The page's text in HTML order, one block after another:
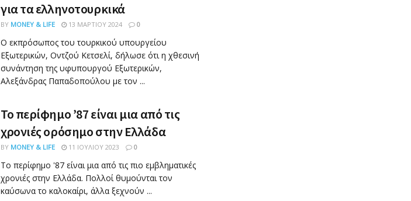
για τα ελληνοτουρκικά
BY MONEY & LIFE 13 ΜΑΡΤΊΟΥ 2024 0
Ο εκπρόσωπος του τουρκικού υπουργείου
Εξωτερικών, Οντζού Κετσελί, δήλωσε ότι η χθεσινή
συνάντηση της υφυπουργού Εξωτερικών,
Αλεξάνδρας Παπαδοπούλου με τον ...
Το περίφημο ’87 είναι μια από τις
χρονιές ορόσημο στην Ελλάδα
BY MONEY & LIFE 11 ΙΟΥΛΊΟΥ 2023 0
Το περίφημο '87 είναι μια από τις πιο εμβληματικές
χρονιές στην Ελλάδα. Πολλοί θυμούνται τον
καύσωνα το καλοκαίρι, άλλα ξεχνούν ...